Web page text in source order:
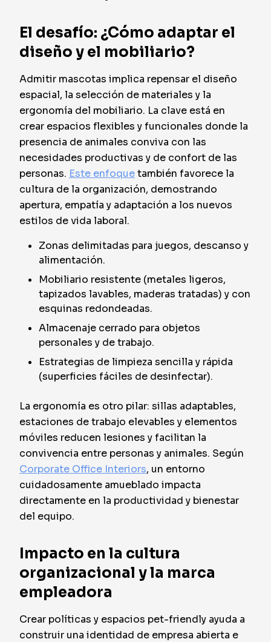
El desafío: ¿Cómo adaptar el
diseño y el mobiliario?
Admitir mascotas implica repensar el diseño
espacial, la selección de materiales y la
ergonomía del mobiliario. La clave está en
crear espacios flexibles y funcionales donde la
presencia de animales conviva con las
necesidades productivas y de confort de las
personas. Este enfoquetambién favorece la
cultura de la organización, demostrando
apertura, empatía y adaptación a los nuevos
estilos de vida laboral.
Zonas delimitadas para juegos, descanso y
alimentación.
Mobiliario resistente (metales ligeros,
tapizados lavables, maderas tratadas) y con
esquinas redondeadas.
Almacenaje cerrado para objetos
personales y de trabajo.
Estrategias de limpieza sencilla y rápida
(superficies fáciles de desinfectar).
La ergonomía es otro pilar: sillas adaptables,
estaciones de trabajo elevables y elementos
móviles reducen lesiones y facilitan la
convivencia entre personas y animales. Según
Corporate Office Interiors, un entorno
cuidadosamente amueblado impacta
directamente en la productividad y bienestar
del equipo.
Impacto en la cultura
organizacional y la marca
empleadora
Crear políticas y espacios pet-friendly ayuda a
construir una identidad de empresa abierta e